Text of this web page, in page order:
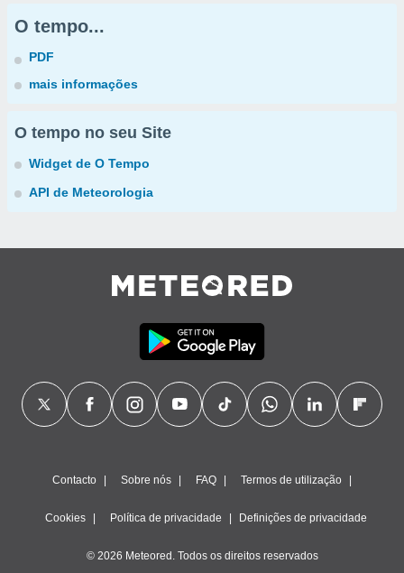
O tempo...
PDF
mais informações
O tempo no seu Site
Widget de O Tempo
API de Meteorologia
Contacto Sobre nós FAQ Termos de utilização
Cookies Política de privacidade Definições de privacidade
© 2026 Meteored. Todos os direitos reservados